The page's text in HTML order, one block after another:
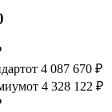
от 4 087 670 ₽
от 4 328 122 ₽